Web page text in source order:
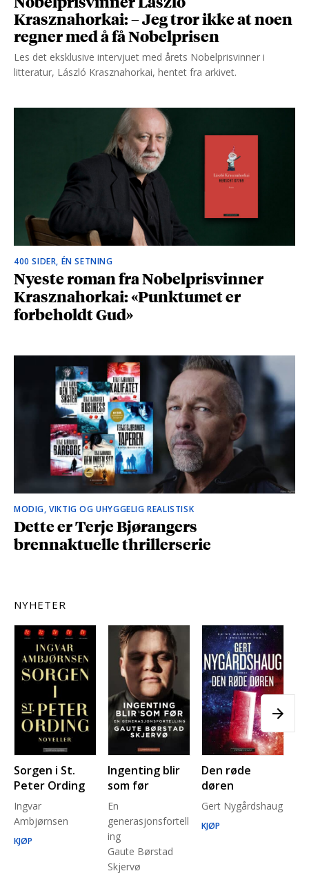
Krasznahorkai: – Jeg tror ikke at noen
regner med å få Nobelprisen
Les det eksklusive intervjuet med årets Nobelprisvinner i
litteratur, László Krasznahorkai, hentet fra arkivet.
400 SIDER, ÉN SETNING
Nyeste roman fra Nobelprisvinner
Krasznahorkai: «Punktumet er
forbeholdt Gud»
MODIG, VIKTIG OG UHYGGELIG REALISTISK
Dette er Terje Bjørangers
brennaktuelle thrillerserie
NYHETER
Sorgen i St.
Peter Ording
Ingvar
Ambjørnsen
KJØP
Ingenting blir
som før
En
generasjonsfortell
ing
Gaute Børstad
Skjervø
Den røde
døren
Gert Nygårdshaug
KJØP